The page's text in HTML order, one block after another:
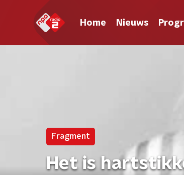
Home Nieuws
Fragment
Het is